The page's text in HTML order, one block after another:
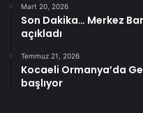
Mart 20, 2026
Son Dakika… Merkez
açıkladı
Temmuz 21, 2026
Kocaeli Ormanya’da
başlıyor